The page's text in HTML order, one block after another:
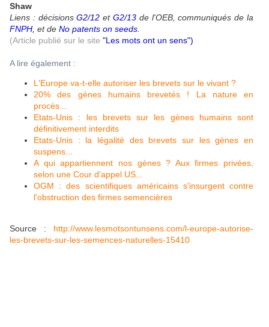
Shaw
Liens : décisionsG2/12 et G2/13 de l'OEB, communiqués de la
FNPH et de No patents on seeds
(Article publié sur le site "Les mots ont un sens")
A lire également :
L'Europe va-t-elle autoriser les brevets sur le vivant ?
20% des gènes humains brevetés ! La nature en
procès...
Etats-Unis : les brevets sur les gènes humains sont
définitivement interdits
Etats-Unis : la légalité des brevets sur les gènes en
suspens...
A qui appartiennent nos gènes ? Aux firmes privées,
selon une Cour d'appel US...
OGM : des scientifiques américains s'insurgent contre
l'obstruction des firmes semencières
Source : http://www.lesmotsontunsens.com/l-europe-autorise-
les-brevets-sur-les-semences-naturelles-15410